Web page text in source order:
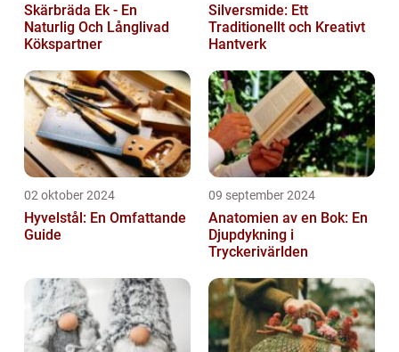
Skärbräda Ek - En
Naturlig Och Långlivad
Kökspartner
Silversmide: Ett
Traditionellt och Kreativt
Hantverk
02 oktober 2024
Hyvelstål: En Omfattande
Guide
09 september 2024
Anatomien av en Bok: En
Djupdykning i
Tryckerivärlden